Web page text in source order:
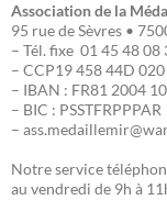
Association de la
95 rue de Sèvres •
– Tél. fixe 01 45 48
– CCP19 458 44D
– IBAN : FR81 2004
– BIC : PSSTFRPPPAR
–
Notre service
au vendredi de 9h à